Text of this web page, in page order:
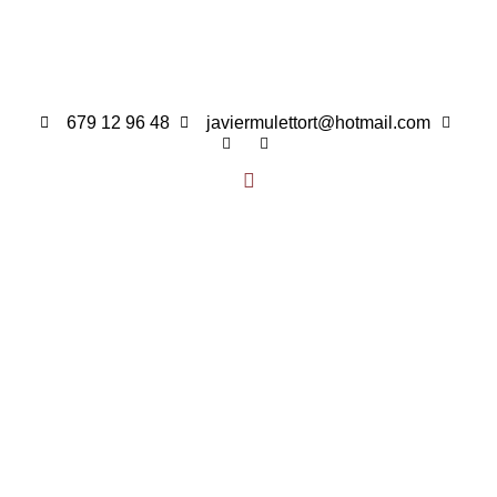
679 12 96 48 javiermulettort@hotmail.com